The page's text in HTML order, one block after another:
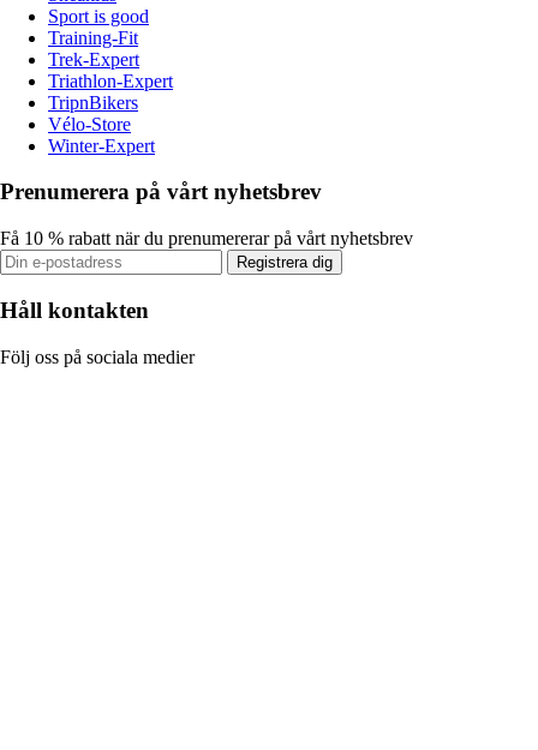
Sport is good
Training-Fit
Trek-Expert
Triathlon-Expert
TripnBikers
Vélo-Store
Winter-Expert
Prenumerera på vårt nyhetsbrev
Få 10 % rabatt när du prenumererar på vårt nyhetsbrev
Registrera dig
Håll kontakten
Följ oss på sociala medier